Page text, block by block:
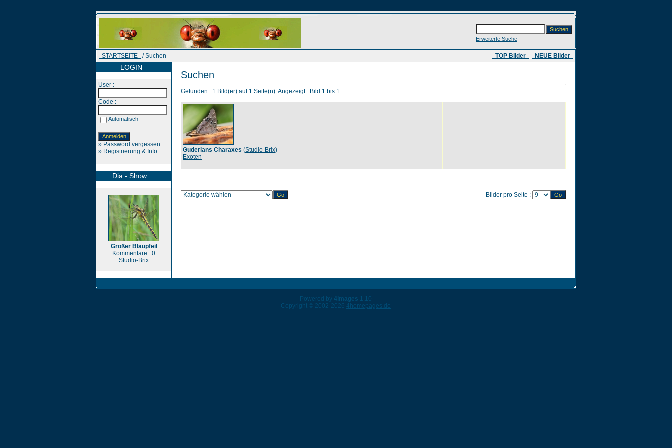
Erweiterte Suche
STARTSEITE / Suchen ​ TOP Bilder NEUE Bilder
LOGIN
User :
Code :
Automatisch
» Password vergessen
» Registrierung & Info
Dia - Show
Großer Blaupfeil
Kommentare : 0
Studio-Brix
Suchen
Gefunden : 1 Bild(er) auf 1 Seite(n). Angezeigt : Bild 1 bis 1.
Guderians Charaxes (Studio-Brix)
Exoten
Bilder pro Seite :
Powered by 4images 1.10
Copyright © 2002-2026 4homepages.de